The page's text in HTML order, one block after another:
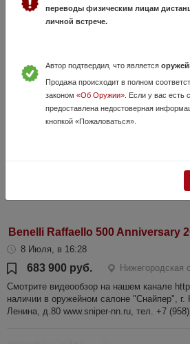
Сайга-410 к.410 №1284984
22 Июня, в 13:29
Смотрите видеообзор на нашем канале
наличии в оружейном салоне "Снайпер", г.
Ленина, д.80 www.sniper-nn.ru, тел. +7
Benelli Raffaello 500 Anniversary
8 Июля, в 16:28
683 900 руб.
Нижегородская
Смотрите видеообзор на нашем канале
наличии в оружейном салоне "Снайпер",
Ленина, д.80 www.sniper-nn.ru, тел. +7
переводы физическим лицам
личной встрече.
Автор подтвердил, что является
Продажа происходит в полном
законом «Об Оружии». Если у вас есть
предоставлена недостоверная
кнопкой «Пожаловаться».